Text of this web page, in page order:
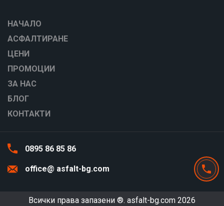
НАЧАЛО
АСФАЛТИРАНЕ
ЦЕНИ
ПРОМОЦИИ
ЗА НАС
БЛОГ
КОНТАКТИ
0895 86 85 86
office@ asfalt-bg.com
Всички права запазени ®. asfalt-bg.com 2026